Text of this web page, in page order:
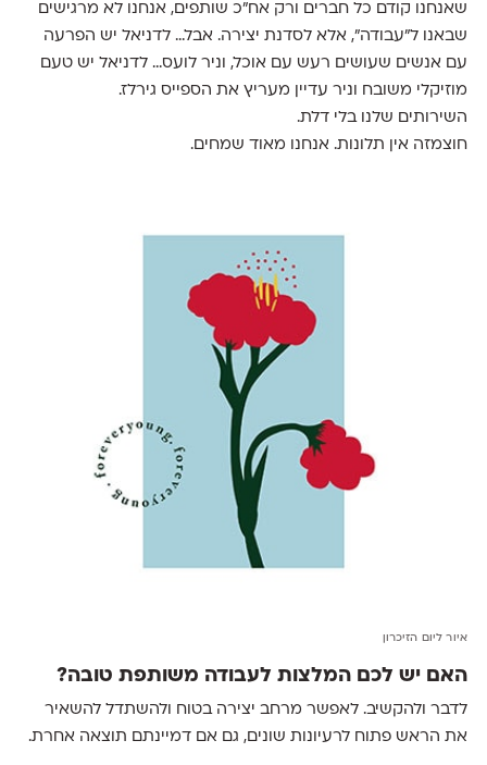
שאנחנו קודם כל חברים ורק אח״כ שותפים, אנחנו לא מרגישים
שבאנו ל״עבודה״, אלא לסדנת יצירה. אבל... לדניאל יש הפרעה
עם אנשים שעושים רעש עם אוכל, וניר לועס... לדניאל יש טעם
מוזיקלי משובח וניר עדיין מעריץ את הספייס גירלז.
השירותים שלנו בלי דלת.
חוצמזה אין תלונות. אנחנו מאוד שמחים.
איור ליום הזיכרון
האם יש לכם המלצות לעבודה משותפת טובה?
לדבר ולהקשיב. לאפשר מרחב יצירה בטוח ולהשתדל להשאיר
את הראש פתוח לרעיונות שונים, גם אם דמיינתם תוצאה אחרת.